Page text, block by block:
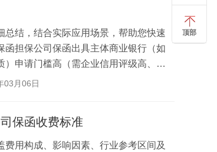
总结，结合实际应用场景，帮助您快速
担保公司保函出具主体商业银行（如
申请门槛高（需企业信用评级高、抵
03月06日
保函收费标准
用构成、影响因素、行业参考区间及
顶部